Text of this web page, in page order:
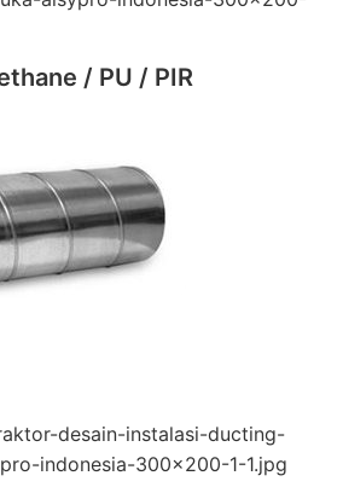
/ PU / PIR